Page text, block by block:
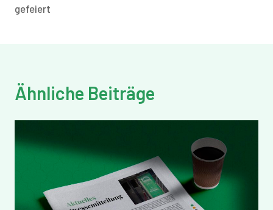
gefeiert
Ähnliche Beiträge